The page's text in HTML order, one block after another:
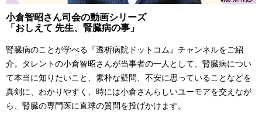
小倉智昭さん司会の動画シリーズ
「おしえて 先生、腎臓病の事」
腎臓病のことが学べる『透析病院ドットコム』チャンネルをご紹
介。タレントの小倉智昭さんが当事者の一人として、腎臓病につい
て本当に知りたいこと、素朴な疑問、不安に思っていることなどを
真剣に、わかりやすく、時には小倉さんらしいユーモアを交えなが
ら、腎臓の専門医に直球の質問を投げかけます。